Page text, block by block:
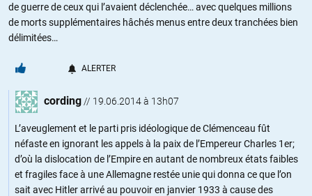
de guerre de ceux qui l’avaient déclenchée… avec quelques millions
de morts supplémentaires hâchés menus entre deux tranchées bien
délimitées…
ALERTER
cording // 19.06.2014 à 13h07
L’aveuglement et le parti pris idéologique de Clémenceau fût
néfaste en ignorant les appels à la paix de l’Empereur Charles 1er;
d’où la dislocation de l’Empire en autant de nombreux états faibles
et fragiles face à une Allemagne restée unie qui donna ce que l’on
sait avec Hitler arrivé au pouvoir en janvier 1933 à cause des